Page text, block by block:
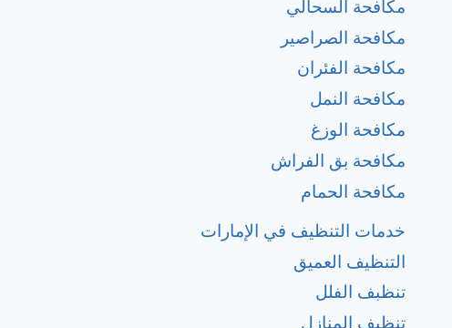
مكافحة السحالي
مكافحة الصراصير
مكافحة الفئران
مكافحة النمل
مكافحة الوزغ
مكافحة بق الفراش
مكافحة الحمام
خدمات التنظيف في الإمارات
التنظيف العميق
تنظبف الفلل
تنظيف المنازل